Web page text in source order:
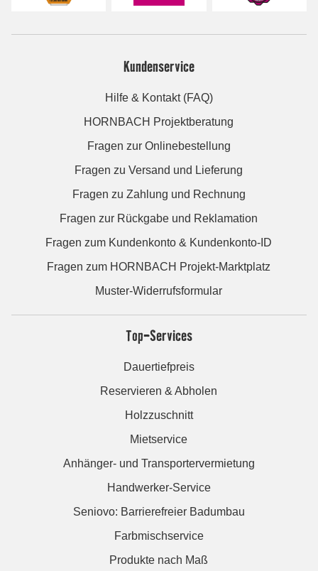
Kundenservice
Hilfe & Kontakt (FAQ)
HORNBACH Projektberatung
Fragen zur Onlinebestellung
Fragen zu Versand und Lieferung
Fragen zu Zahlung und Rechnung
Fragen zur Rückgabe und Reklamation
Fragen zum Kundenkonto & Kundenkonto-ID
Fragen zum HORNBACH Projekt-Marktplatz
Muster-Widerrufsformular
Top-Services
Dauertiefpreis
Reservieren & Abholen
Holzzuschnitt
Mietservice
Anhänger- und Transportervermietung
Handwerker-Service
Seniovo: Barrierefreier Badumbau
Farbmischservice
Produkte nach Maß